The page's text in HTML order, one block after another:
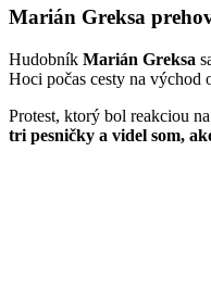
Marián Greksa
Hudobník Marián Greksa
Hoci počas cesty na východ
Protest, ktorý bol reakciou
tri pesničky a videl som,